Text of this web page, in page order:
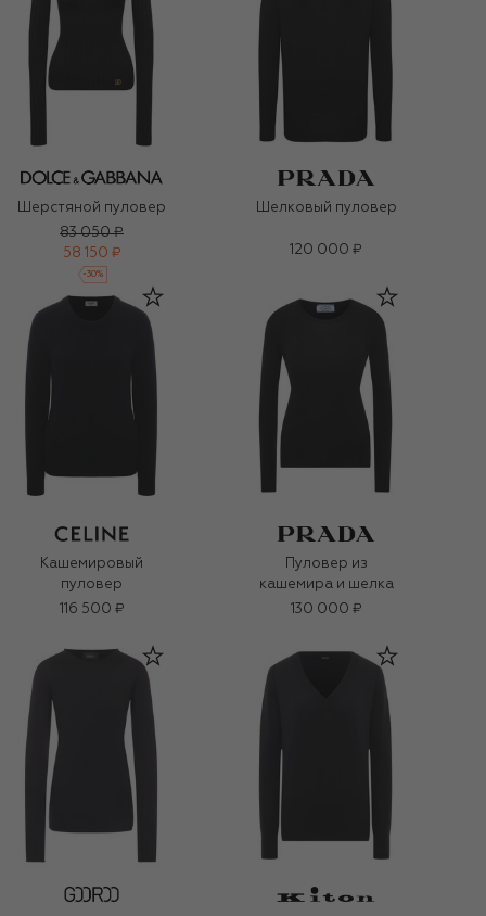
Шерстяной пуловер
83 050 ₽
58 150 ₽
-30%
Шелковый пуловер
120 000 ₽
Кашемировый
пуловер
116 500 ₽
Пуловер из
кашемира и шелка
130 000 ₽